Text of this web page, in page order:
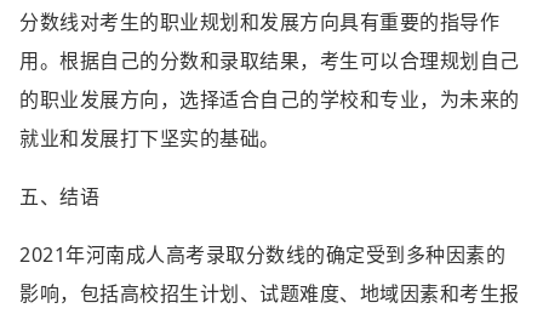
分数线对考生的职业规划和发展方向具有重要的指导作
用。根据自己的分数和录取结果，考生可以合理规划自己
的职业发展方向，选择适合自己的学校和专业，为未来的
就业和发展打下坚实的基础。
五、结语
2021年河南成人高考录取分数线的确定受到多种因素的
影响，包括高校招生计划、试题难度、地域因素和考生报